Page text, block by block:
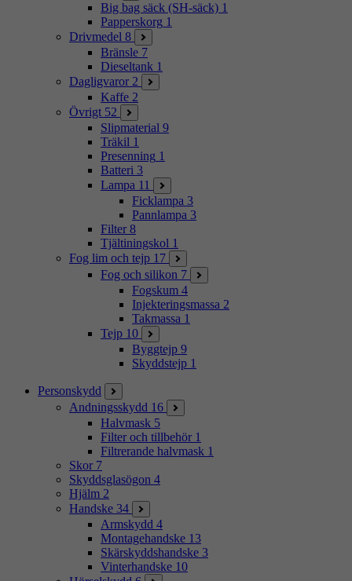
Big bag säck (SH-säck) 1
Papperskorg 1
Drivmedel 8
Bränsle 7
Dieseltank 1
Dagligvaror 2
Kaffe 2
Övrigt 52
Slipmaterial 9
Träkil 1
Presenning 1
Batteri 3
Lampa 11
Ficklampa 3
Pannlampa 3
Filter 8
Tjältiningskol 1
Fog lim och tejp 17
Fog och silikon 7
Fogskum 4
Injekteringsmassa 2
Takmassa 1
Tejp 10
Byggtejp 9
Skyddstejp 1
Personskydd
Andningsskydd 16
Halvmask 5
Filter och tillbehör 1
Filtrerande halvmask 1
Skor 7
Skyddsglasögon 4
Hjälm 2
Handske 34
Armskydd 4
Montagehandske 13
Skärskyddshandske 3
Vinterhandske 10